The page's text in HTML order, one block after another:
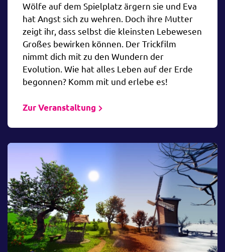
Wölfe auf dem Spielplatz ärgern sie und Eva
hat Angst sich zu wehren. Doch ihre Mutter
zeigt ihr, dass selbst die kleinsten Lebewesen
Großes bewirken können. Der Trickfilm
nimmt dich mit zu den Wundern der
Evolution. Wie hat alles Leben auf der Erde
begonnen? Komm mit und erlebe es!
Zur Veranstaltung